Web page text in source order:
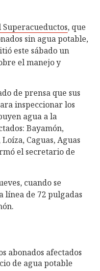
, que
sin agua potable,
este sábado un
el manejo y
de prensa que sus
inspeccionar los
agua a la
Bayamón,
Caguas, Aguas
el secretario de
cuando se
línea de 72 pulgadas
abonados afectados
de agua potable